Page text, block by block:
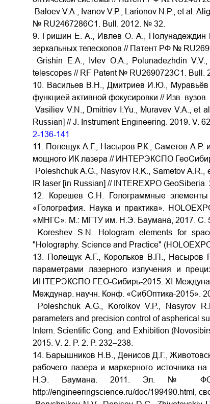
Baloev V.A., Ivanov V.P., Larionov N.P., et al.
№ RU2467286C1. Bull. 2012. № 32.
9. Гришин Е. А., Ивлев О. А., Полунадеждин
зеркальных телескопов // Патент РФ №
Grishin E.A., Ivlev O.A., Polunadezhdin
telescopes // RF Patent № RU2690723C1. Bull.
10. Васильев В.Н., Дмитриев И.Ю., Муравьёв
функцией активной фокусировки // Изв.
Vasiliev V.N., Dmitriev I.Yu., Muravev V.A., et
Russian] // J. Instrument Engineering. 2019. V.
2-136-141
11. Полещук А.Г., Насыров Р.К., Саметов А.Р.
мощного ИК лазера // ИНТЕРЭКСПО
Poleshchuk A.G., Nasyrov R.K., Sametov
IR laser [in Russian] // INTEREXPO
12. Корешев С.Н. Голограммные
«Голография. Наука и практика».
«МНГС». М.: МГТУ им. Н.Э. Баумана, 2017. С.
Koreshev S.N. Hologram elements for
"Holography. Science and Practice"
13. Полещук А.Г., Корольков В.П., Насыров
параметрами лазерного излучения и
ИНТЕРЭКСПО ГЕО-Сибирь-2015. XI Междунар.
Междунар. научн. Конф. «СибОптика-2015».
Poleshchuk A.G., Korolkov V.P., Nasyrov
parameters and precision control of aspherical
Intern. Scientific Cong. and Exhibition
2015. V. 2. P. 2. P. 232–238.
14. Барышников Н.В., Денисов Д.Г.,
рабочего лазера и маркерного источника
Н.Э. Баумана. 2011. Эл. № ФС77-
http://engineeringscience.ru/doc/199490.html,